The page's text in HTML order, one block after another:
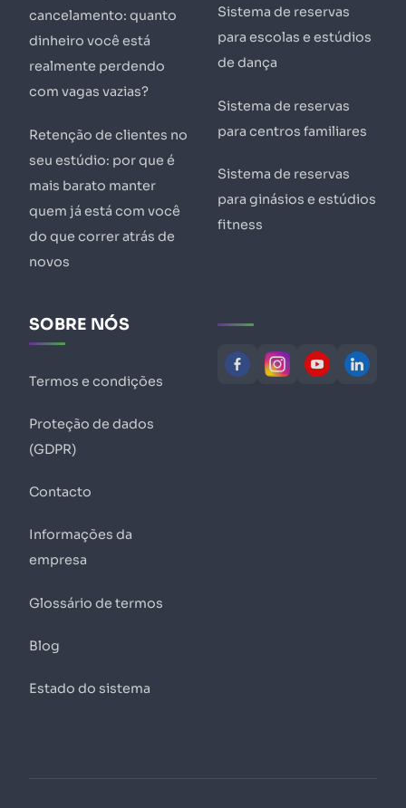
cancelamento: quanto
dinheiro você está
realmente perdendo
com vagas vazias?
Retenção de clientes no
seu estúdio: por que é
mais barato manter
quem já está com você
do que correr atrás de
novos
Sistema de reservas
para escolas e estúdios
de dança
Sistema de reservas
para centros familiares
Sistema de reservas
para ginásios e estúdios
fitness
SOBRE NÓS
Termos e condições
Proteção de dados
(GDPR)
Contacto
Informações da
empresa
Glossário de termos
Blog
Estado do sistema